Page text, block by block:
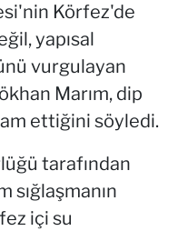
Körfez'de
yapısal
vurgulayan
Marım, dip
ettiğini söyledi.
tarafından
sığlaşmanın
içi su